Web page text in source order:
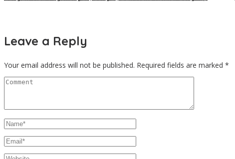
Leave a Reply
Your email address will not be published. Required fields are marked *